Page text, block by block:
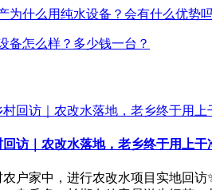
为什么用纯水设备？会有什么优势
备怎么样？多少钱一台？
访｜农改水落地，老乡终于用上干
户家中，进行农改水项目实地回